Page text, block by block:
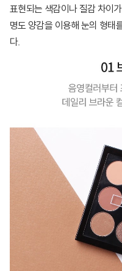
표현되는 색감이나 질감 차이
명도 양감을 이용해 눈의 형태
다.